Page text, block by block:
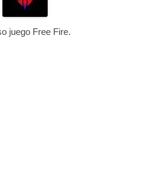
juego Free Fire.